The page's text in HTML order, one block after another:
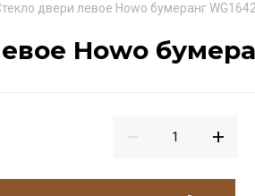
двери левое Howo бумеранг
Howo